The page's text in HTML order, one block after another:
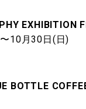
EXHIBITION
10月30日(日)
BOTTLE